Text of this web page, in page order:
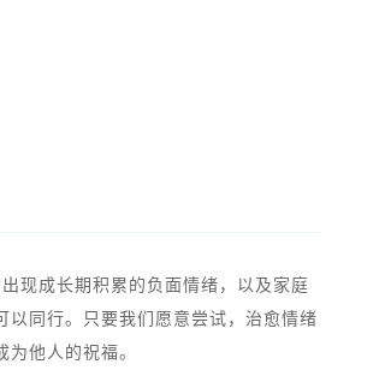
现成长期积累的负面情绪，以及家庭
同行。只要我们愿意尝试，治愈情绪
为他人的祝福。